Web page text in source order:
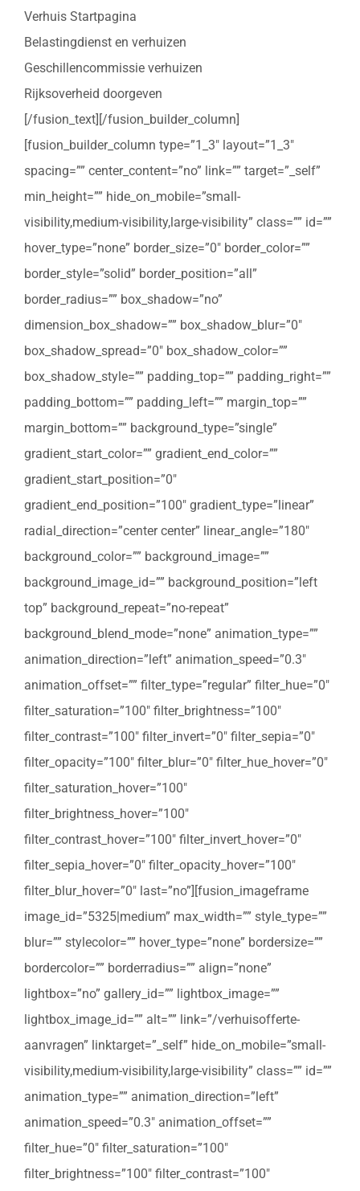
Verhuis Startpagina
Belastingdienst en verhuizen
Geschillencommissie verhuizen
Rijksoverheid doorgeven
[/fusion_text][/fusion_builder_column]
[fusion_builder_column type=”1_3″ layout=”1_3″
spacing=”” center_content=”no” link=”” target=”_self”
min_height=”” hide_on_mobile=”small-
visibility,medium-visibility,large-visibility” class=”” id=””
hover_type=”none” border_size=”0″ border_color=””
border_style=”solid” border_position=”all”
border_radius=”” box_shadow=”no”
dimension_box_shadow=”” box_shadow_blur=”0″
box_shadow_spread=”0″ box_shadow_color=””
box_shadow_style=”” padding_top=”” padding_right=””
padding_bottom=”” padding_left=”” margin_top=””
margin_bottom=”” background_type=”single”
gradient_start_color=”” gradient_end_color=””
gradient_start_position=”0″
gradient_end_position=”100″ gradient_type=”linear”
radial_direction=”center center” linear_angle=”180″
background_color=”” background_image=””
background_image_id=”” background_position=”left
top” background_repeat=”no-repeat”
background_blend_mode=”none” animation_type=””
animation_direction=”left” animation_speed=”0.3″
animation_offset=”” filter_type=”regular” filter_hue=”0″
filter_saturation=”100″ filter_brightness=”100″
filter_contrast=”100″ filter_invert=”0″ filter_sepia=”0″
filter_opacity=”100″ filter_blur=”0″ filter_hue_hover=”0″
filter_saturation_hover=”100″
filter_brightness_hover=”100″
filter_contrast_hover=”100″ filter_invert_hover=”0″
filter_sepia_hover=”0″ filter_opacity_hover=”100″
filter_blur_hover=”0″ last=”no”][fusion_imageframe
image_id=”5325|medium” max_width=”” style_type=””
blur=”” stylecolor=”” hover_type=”none” bordersize=””
bordercolor=”” borderradius=”” align=”none”
lightbox=”no” gallery_id=”” lightbox_image=””
lightbox_image_id=”” alt=”” link=”/verhuisofferte-
aanvragen” linktarget=”_self” hide_on_mobile=”small-
visibility,medium-visibility,large-visibility” class=”” id=””
animation_type=”” animation_direction=”left”
animation_speed=”0.3″ animation_offset=””
filter_hue=”0″ filter_saturation=”100″
filter_brightness=”100″ filter_contrast=”100″